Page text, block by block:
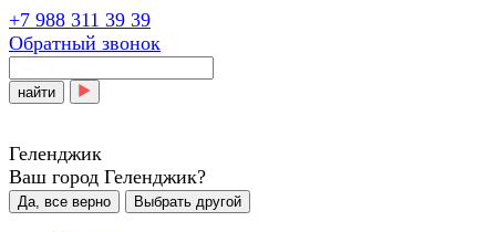
+7 988 311 39 39
Обратный звонок
найти
Геленджик
Ваш город Геленджик?
Да, все верно Выбрать другой